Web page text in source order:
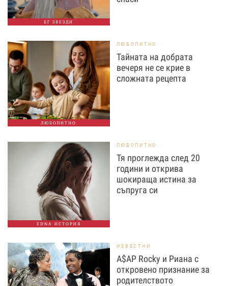
БГ ЗВЕЗДИ
ЛЮБОПИТНО
ЛЮБОПИТНО
Тайната на добрата
вечеря не се крие в
сложната рецепта
EDNA ИСТОРИЯ
ЛЮБОПИТНО
Тя проглежда след 20
години и открива
шокираща истина за
съпруга си
ИЗВЕСТНИ
A$AP Rocky и Риана с
откровено признание за
родителството